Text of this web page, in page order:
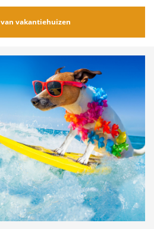
voor toegang tot het aanbod van
in Italië.
vakantiehuizen